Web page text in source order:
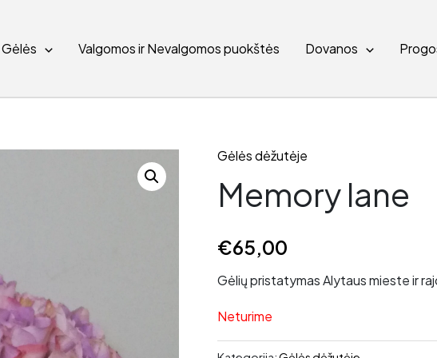
Gėlės Valgomos ir Nevalgomos puokštės Dovanos
Gėlės dėžutėje
Memory lane
€65,00
Gėlių pristatymas Alytaus mieste ir
Neturime